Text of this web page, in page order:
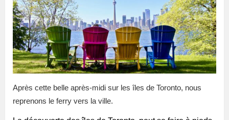
Après cette belle après-midi sur les îles de Toronto, nous
reprenons le ferry vers la ville.